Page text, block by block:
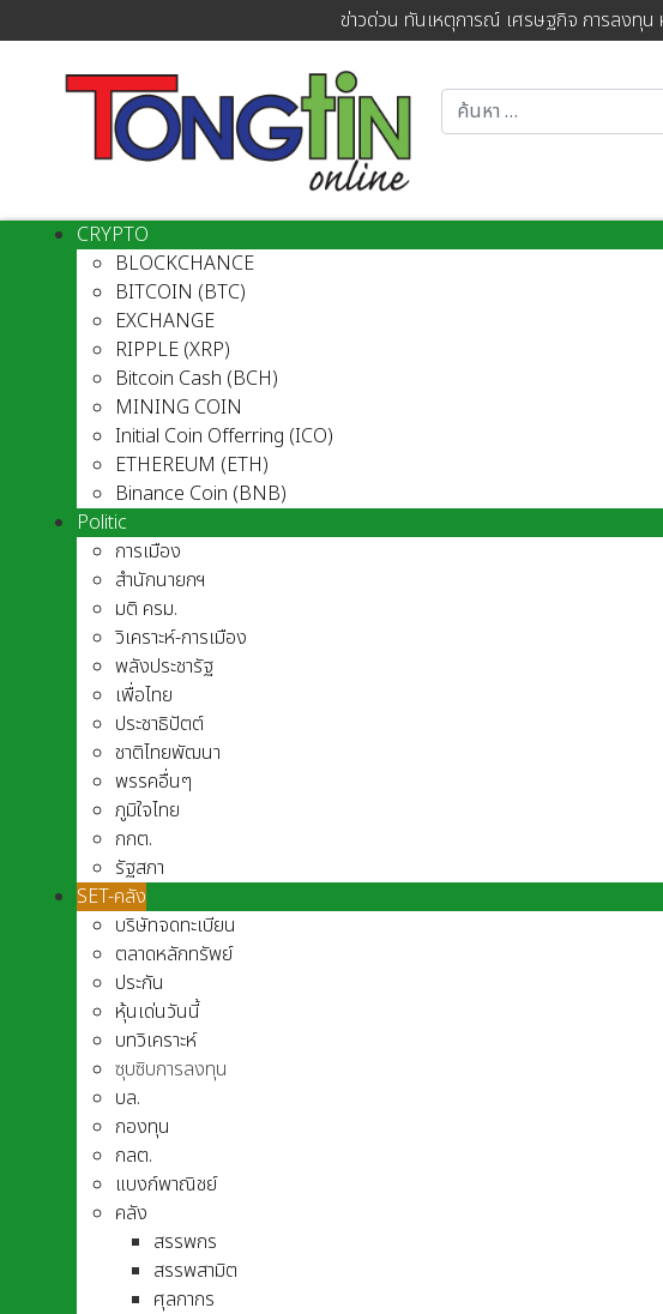
ข่าวด่วน ทันเหตุการณ์ เศรษฐกิจ การลงทุน
CRYPTO
BLOCKCHANCE
BITCOIN (BTC)
EXCHANGE
RIPPLE (XRP)
Bitcoin Cash (BCH)
MINING COIN
Initial Coin Offerring (ICO)
ETHEREUM (ETH)
Binance Coin (BNB)
Politic
การเมือง
สำนักนายกฯ
มติ ครม.
วิเคราะห์-การเมือง
พลังประชารัฐ
เพื่อไทย
ประชาธิปัตต์
ชาติไทยพัฒนา
พรรคอื่นๆ
ภูมิใจไทย
กกต.
รัฐสภา
SET-คลัง
บริษัทจดทะเบียน
ตลาดหลักทรัพย์
ประกัน
หุ้นเด่นวันนี้
บทวิเคราะห์
ซุบซิบการลงทุน
บล.
กองทุน
กลต.
แบงก์พาณิชย์
คลัง
สรรพกร
สรรพสามิต
ศุลกากร